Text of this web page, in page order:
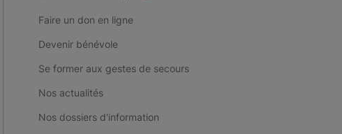
Faire un don en ligne
Devenir bénévole
Se former aux gestes de secours
Nos actualités
Nos dossiers d'information